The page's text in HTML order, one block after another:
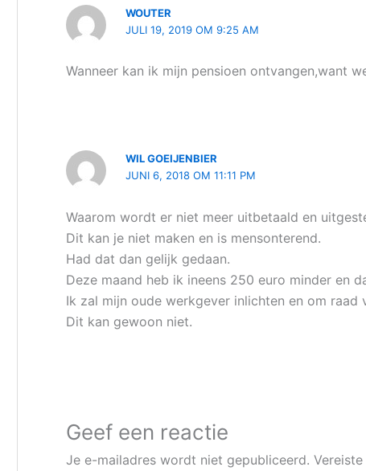
WOUTER
JULI 19, 2019 OM 9:25 AM
Wanneer kan ik mijn pensioen ontvangen,want
WIL GOEIJENBIER
JUNI 6, 2018 OM 11:11 PM
Waarom wordt er niet meer uitbetaald en
Dit kan je niet maken en is mensonterend.
Had dat dan gelijk gedaan.
Deze maand heb ik ineens 250 euro minder en
Ik zal mijn oude werkgever inlichten en om raad
Dit kan gewoon niet.
Geef een reactie
Je e-mailadres wordt niet gepubliceerd.